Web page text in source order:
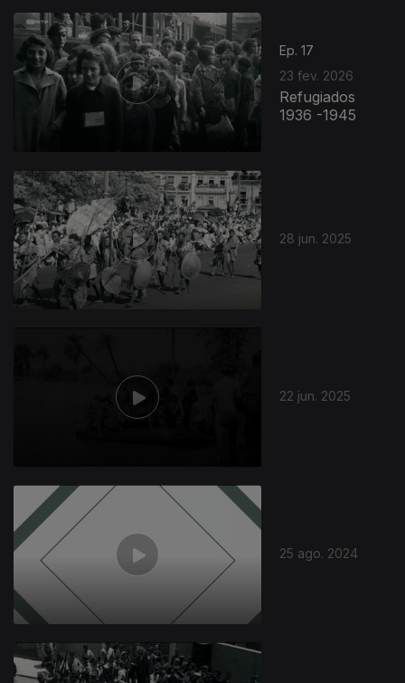
Ep. 17
23 fev. 2026
Refugiados
1936 -1945
28 jun. 2025
22 jun. 2025
25 ago. 2024